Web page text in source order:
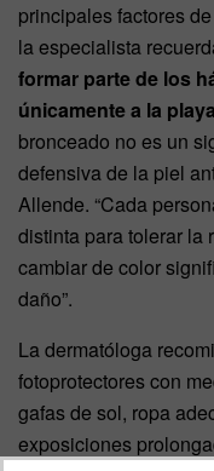
principales factores
la especialista
formar parte de los
únicamente a la
bronceado no es un
defensiva de la piel
Allende. “Cada
distinta para tolerar la
cambiar de color
daño”.
La dermatóloga
fotoprotectores con
gafas de sol, ropa
exposiciones